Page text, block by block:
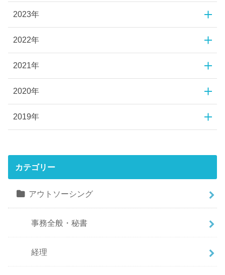
2023年
2022年
2021年
2020年
2019年
カテゴリー
アウトソーシング
事務全般・秘書
経理